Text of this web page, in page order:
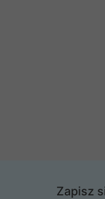
Zapisz